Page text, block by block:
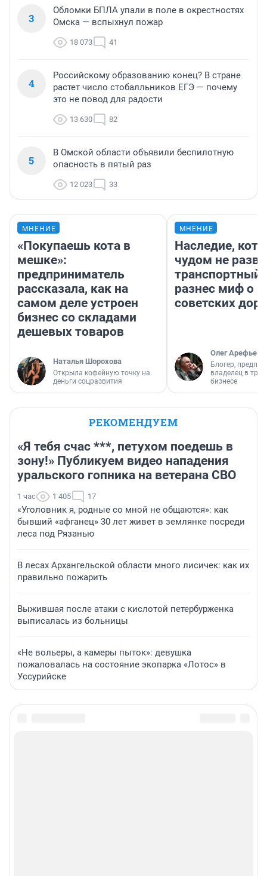
3
Обломки БПЛА упали в поле в окрестностях
Омска — вспыхнул пожар
18 073 41
4
Российскому образованию конец? В стране
растет число стобалльников ЕГЭ — почему
это не повод для радости
13 630 82
5
В Омской области объявили беспилотную
опасность в пятый раз
12 023 33
МНЕНИЕ
«Покупаешь кота в
мешке»:
предприниматель
рассказала, как на
самом деле устроен
бизнес со складами
дешевых товаров
Наталья Шорохова
Открыла кофейную точку на
деньги соцразвития
МНЕНИЕ
Наследие,
чудом не
транспортный
разнес миф о
советских
Олег Арефьев
Блогер,
владелец в
бизнесе
РЕКОМЕНДУЕМ
«Я тебя счас ***, петухом поедешь в
зону!» Публикуем видео нападения
уральского гопника на ветерана СВО
1 час 1 405 17
«Уголовник я, родные со мной не общаются»: как
бывший «афганец» 30 лет живет в землянке посреди
леса под Рязанью
В лесах Архангельской области много лисичек: как их
правильно пожарить
Выжившая после атаки с кислотой петербурженка
выписалась из больницы
«Не вольеры, а камеры пыток»: девушка
пожаловалась на состояние экопарка «Лотос» в
Уссурийске